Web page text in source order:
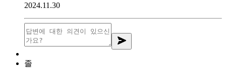
2024.11.30
졸